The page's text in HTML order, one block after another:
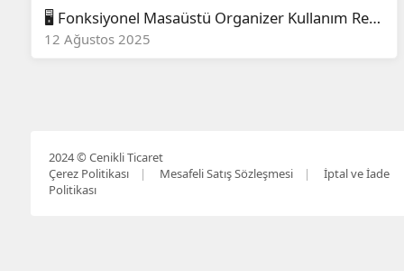
🖥️ Fonksiyonel Masaüstü Organizer Kullanım Rehberi
12 Ağustos 2025
2024 © Cenikli Ticaret
Çerez Politikası
Mesafeli Satış Sözleşmesi
İptal ve İade
Politikası